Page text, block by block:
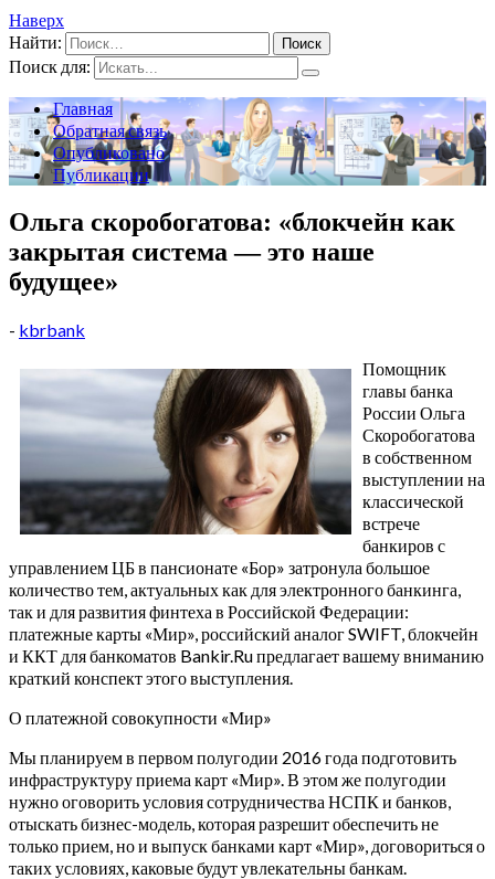
Наверх
Найти:
Поиск для:
Главная
Обратная связь
Опубликовано
Публикации
Ольга скоробогатова: «блокчейн как
закрытая система — это наше
будущее»
- kbrbank
Помощник
главы банка
России Ольга
Скоробогатова
в собственном
выступлении на
классической
встрече
банкиров с
управлением ЦБ в пансионате «Бор» затронула большое
количество тем, актуальных как для электронного банкинга,
так и для развития финтеха в Российской Федерации:
платежные карты «Мир», российский аналог SWIFT, блокчейн
и ККТ для банкоматов Bankir.Ru предлагает вашему вниманию
краткий конспект этого выступления.
О платежной совокупности «Мир»
Мы планируем в первом полугодии 2016 года подготовить
инфраструктуру приема карт «Мир». В этом же полугодии
нужно оговорить условия сотрудничества НСПК и банков,
отыскать бизнес-модель, которая разрешит обеспечить не
только прием, но и выпуск банками карт «Мир», договориться о
таких условиях, каковые будут увлекательны банкам.